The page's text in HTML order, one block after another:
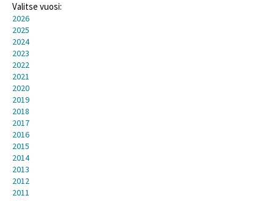
Valitse vuosi:
2026
2025
2024
2023
2022
2021
2020
2019
2018
2017
2016
2015
2014
2013
2012
2011